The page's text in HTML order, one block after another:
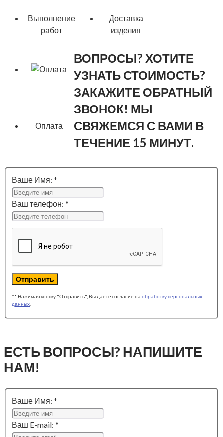
Выполнение
работ
Доставка
изделия
Оплата
ВОПРОСЫ? ХОТИТЕ
УЗНАТЬ СТОИМОСТЬ?
ЗАКАЖИТЕ ОБРАТНЫЙ
ЗВОНОК! МЫ
СВЯЖЕМСЯ С ВАМИ В
ТЕЧЕНИЕ 15 МИНУТ.
Ваше Имя: *
Ваш телефон: *
Отправить
** Нажимая кнопку "Отправить", Вы даёте согласие на обработку персональных
данных
ЕСТЬ ВОПРОСЫ? НАПИШИТЕ
НАМ!
Ваше Имя: *
Ваш E-mail: *